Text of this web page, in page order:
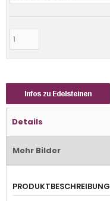
Details
Mehr Bilder
PRODUKTBESCHREIBUNG